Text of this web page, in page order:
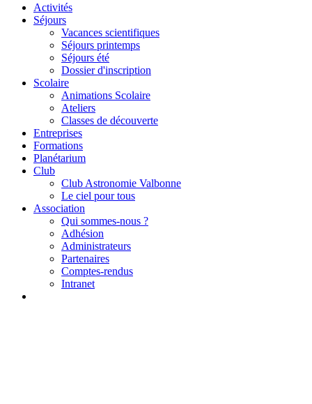
Activités
Séjours
Vacances scientifiques
Séjours printemps
Séjours été
Dossier d'inscription
Scolaire
Animations Scolaire
Ateliers
Classes de découverte
Entreprises
Formations
Planétarium
Club
Club Astronomie Valbonne
Le ciel pour tous
Association
Qui sommes-nous ?
Adhésion
Administrateurs
Partenaires
Comptes-rendus
Intranet